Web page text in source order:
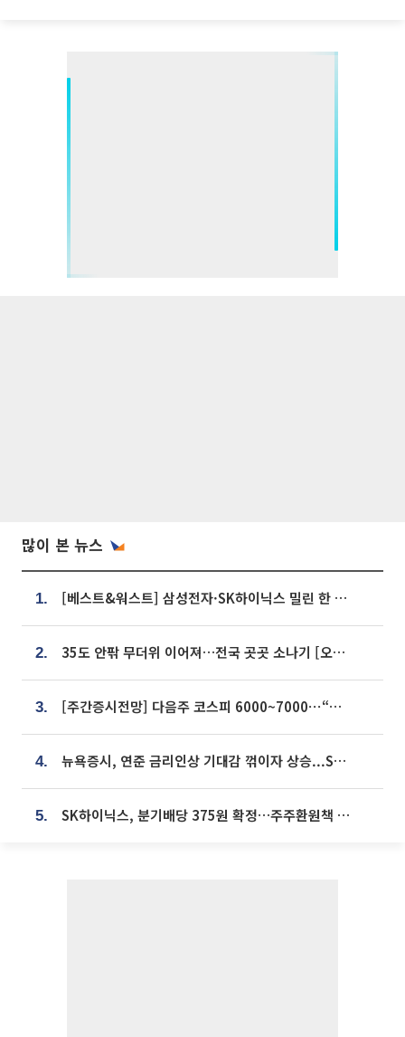
많이 본 뉴스
1. [베스트&워스트] 삼성전자·SK하이닉스 밀린 한 주…상상인증권은 85% 급등
2. 35도 안팎 무더위 이어져…전국 곳곳 소나기 [오늘 날씨]
3. [주간증시전망] 다음주 코스피 6000~7000⋯“外人 수급은 정책이 변수”
4. 뉴욕증시, 연준 금리인상 기대감 꺾이자 상승...S&P500 사상 최고치 [종합]
5. SK하이닉스, 분기배당 375원 확정…주주환원책 9월로 앞당겨 발표